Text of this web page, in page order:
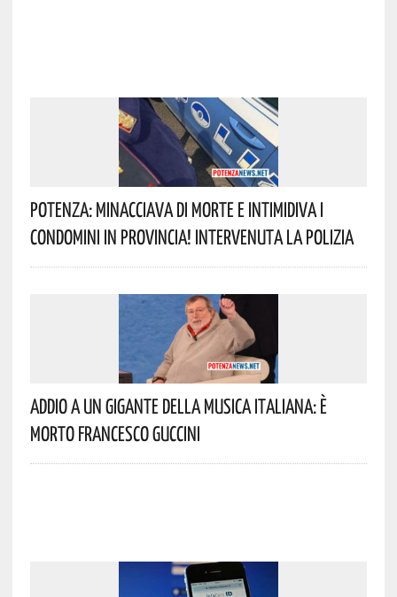
Potenza: Minacciava Di Morte E Intimidiva I
Condomini In Provincia! Intervenuta La Polizia
Addio A Un Gigante Della Musica Italiana: È
Morto Francesco Guccini